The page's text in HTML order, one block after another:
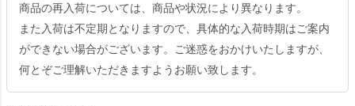
商品の再入荷については、商品や状況により異なります。
また入荷は不定期となりますので、具体的な入荷時期はご案内
ができない場合がございます。ご迷惑をおかけいたしますが、
何とぞご理解いただきますようお願い致します。